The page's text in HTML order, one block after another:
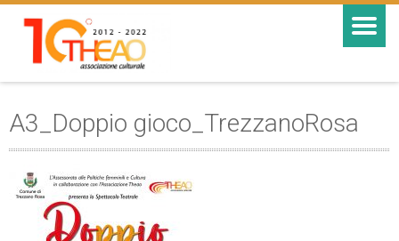
A3_Doppio gioco_TrezzanoRosa